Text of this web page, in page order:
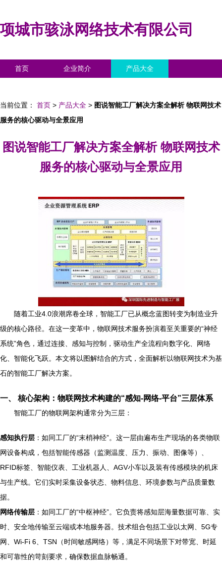
项城市骇泳网络技术有限公司
首页 企业简介 产品大全
当前位置： 首页 > 产品大全 > 图说智能工厂解决方案全解析 物联网技术
服务的核心驱动与全景应用
图说智能工厂解决方案全解析 物联网技术
服务的核心驱动与全景应用
随着工业4.0浪潮席卷全球，智能工厂已从概念蓝图转变为制造业升
级的核心路径。在这一变革中，物联网技术服务扮演着至关重要的“神经
系统”角色，通过连接、感知与控制，驱动生产全流程向数字化、网络
化、智能化飞跃。本文将以图解结合的方式，全面解析以物联网技术为基
石的智能工厂解决方案。
一、 核心架构：物联网技术构建的“感知-网络-平台”三层体系
智能工厂的物联网架构通常分为三层：
感知执行层 ：如同工厂的“末梢神经”。这一层由遍布生产现场的各类物联
网设备构成，包括智能传感器（监测温度、压力、振动、图像等）、
RFID标签、智能仪表、工业机器人、AGV小车以及装有传感模块的机床
与生产线。它们实时采集设备状态、物料信息、环境参数与产品质量数
据。
网络传输层 ：如同工厂的“中枢神经”。它负责将感知层海量数据可靠、实
时、安全地传输至云端或本地服务器。技术组合包括工业以太网、5G专
网、Wi-Fi 6、TSN（时间敏感网络）等，满足不同场景下对带宽、时延
和可靠性的苛刻要求，确保数据血脉畅通。